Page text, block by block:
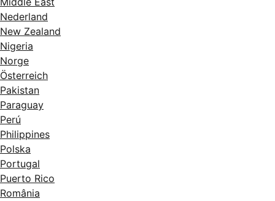
Nederland
New Zealand
Nigeria
Norge
Österreich
Pakistan
Paraguay
Perú
Philippines
Polska
Portugal
Puerto Rico
România